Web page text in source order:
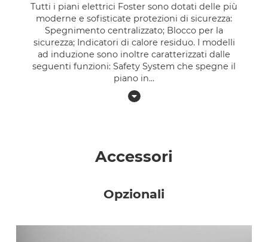
Tutti i piani elettrici Foster sono dotati delle più
moderne e sofisticate protezioni di sicurezza:
Spegnimento centralizzato; Blocco per la
sicurezza; Indicatori di calore residuo. I modelli
ad induzione sono inoltre caratterizzati dalle
seguenti funzioni: Safety System che spegne il
piano in...
Accessori
Opzionali